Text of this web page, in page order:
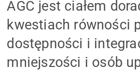
AGC jest ciałem
kwestiach równości
dostępności i
mniejszości i osób